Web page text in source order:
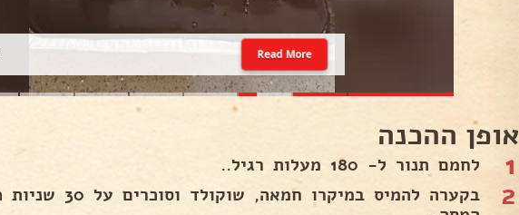
Read More
אופן ההכנה
1 לחמם תנור ל- 180 מעלות רגיל..
2
בקערה להמיס